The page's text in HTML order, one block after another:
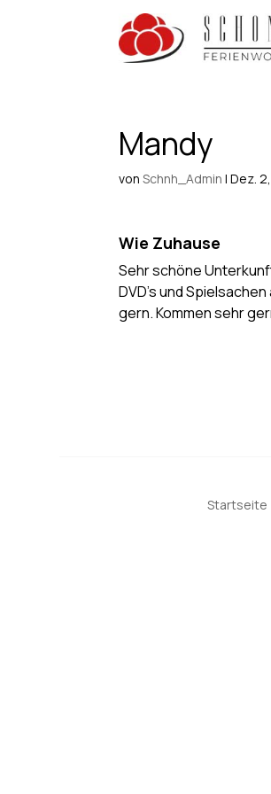
Mandy
vonSchnh_Admin |Dez.
Wie Zuhause
Sehr schöne
DVD’s und
gern. Kommen sehr
Startseite